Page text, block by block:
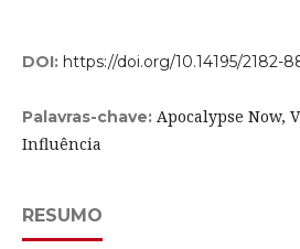
DOI: https://doi.org/10.14195/2182-
Palavras-chave: Apocalypse Now,
Influência
RESUMO